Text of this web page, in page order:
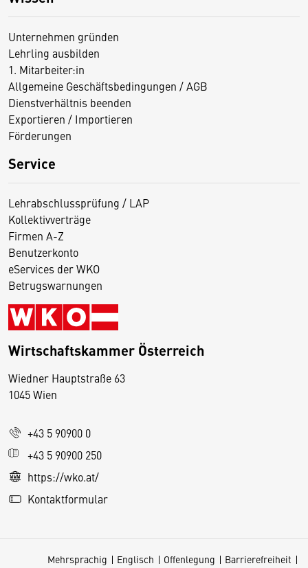
Unternehmen gründen
Lehrling ausbilden
1. Mitarbeiter:in
Allgemeine Geschäftsbedingungen / AGB
Dienstverhältnis beenden
Exportieren / Importieren
Förderungen
Service
Lehrabschlussprüfung / LAP
Kollektivverträge
Firmen A-Z
Benutzerkonto
eServices der WKO
Betrugswarnungen
Wirtschaftskammer Österreich
Wiedner Hauptstraße 63
1045 Wien
+43 5 90900 0
+43 5 90900 250
https://wko.at/
Kontaktformular
Mehrsprachig Englisch Offenlegung Barrierefreiheit
D
s
e
S
e